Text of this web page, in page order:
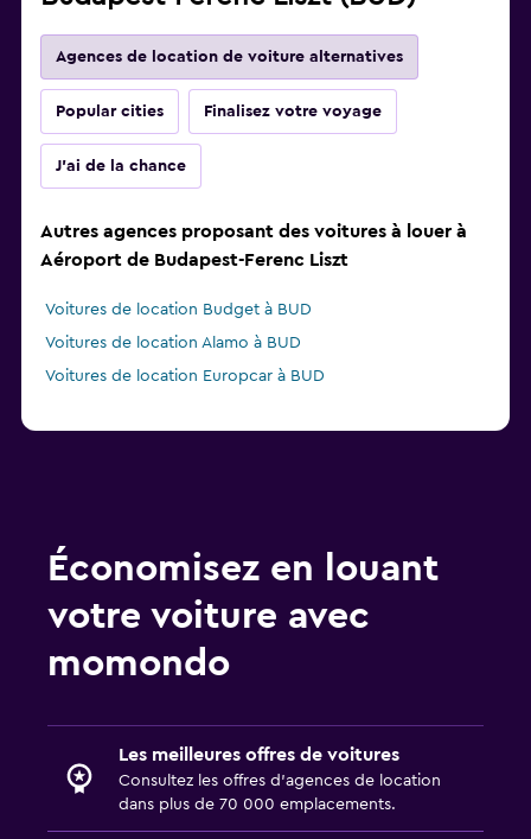
Agences de location de voiture alternatives
Popular cities Finalisez votre voyage
J'ai de la chance
Autres agences proposant des voitures à louer à
Aéroport de Budapest-Ferenc Liszt
Voitures de location Budget à BUD
Voitures de location Alamo à BUD
Voitures de location Europcar à BUD
Économisez en louant
votre voiture avec
momondo
Les meilleures offres de voitures
Consultez les offres d’agences de location
dans plus de 70 000 emplacements.